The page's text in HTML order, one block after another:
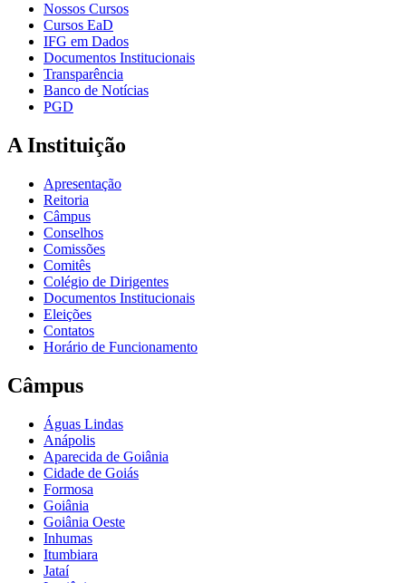
Nossos Cursos
Cursos EaD
IFG em Dados
Documentos Institucionais
Transparência
Banco de Notícias
PGD
A Instituição
Apresentação
Reitoria
Câmpus
Conselhos
Comissões
Comitês
Colégio de Dirigentes
Documentos Institucionais
Eleições
Contatos
Horário de Funcionamento
Câmpus
Águas Lindas
Anápolis
Aparecida de Goiânia
Cidade de Goiás
Formosa
Goiânia
Goiânia Oeste
Inhumas
Itumbiara
Jataí